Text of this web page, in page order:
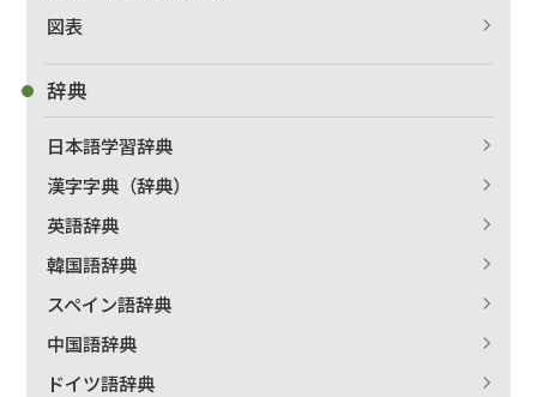
図表
辞典
日本語学習辞典
漢字字典（辞典）
英語辞典
韓国語辞典
スペイン語辞典
中国語辞典
ドイツ語辞典